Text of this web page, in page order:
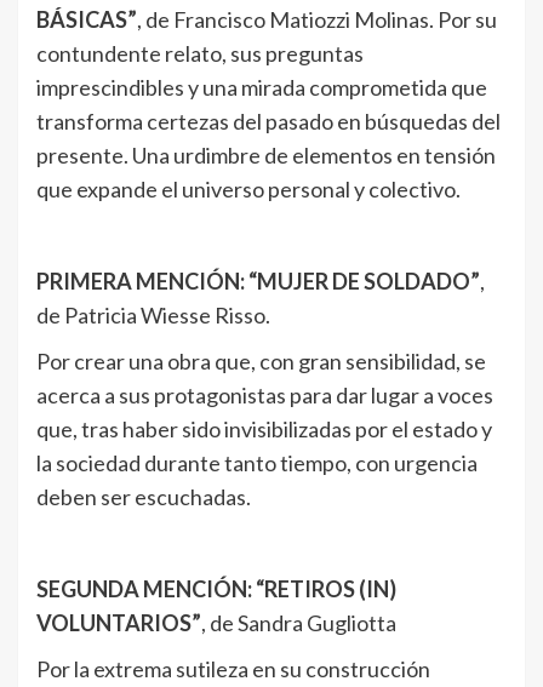
BÁSICAS”, de Francisco Matiozzi Molinas. Por su
contundente relato, sus preguntas
imprescindibles y una mirada comprometida que
transforma certezas del pasado en búsquedas del
presente. Una urdimbre de elementos en tensión
que expande el universo personal y colectivo.
PRIMERA MENCIÓN: “MUJER DE SOLDADO”,
de Patricia Wiesse Risso.
Por crear una obra que, con gran sensibilidad, se
acerca a sus protagonistas para dar lugar a voces
que, tras haber sido invisibilizadas por el estado y
la sociedad durante tanto tiempo, con urgencia
deben ser escuchadas.
SEGUNDA MENCIÓN: “RETIROS (IN)
VOLUNTARIOS”, de Sandra Gugliotta
Por la extrema sutileza en su construcción